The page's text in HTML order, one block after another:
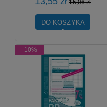
15,06 zł
DO KOSZYKA
-10%